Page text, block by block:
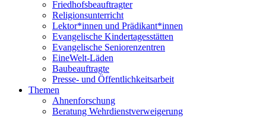
Friedhofsbeauftragter
Religionsunterricht
Lektor*innen und Prädikant*innen
Evangelische Kindertagesstätten
Evangelische Seniorenzentren
EineWelt-Läden
Baubeauftragte
Presse- und Öffentlichkeitsarbeit
Themen
Ahnenforschung
Beratung Wehrdienstverweigerung